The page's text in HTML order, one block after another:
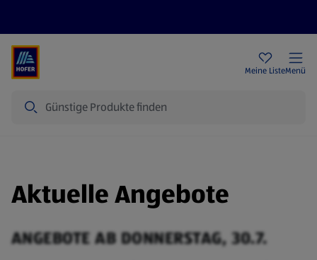
Meine ListeMenü
Aktuelle Angebote
ANGEBOTE AB DONNERSTAG, 30.7.